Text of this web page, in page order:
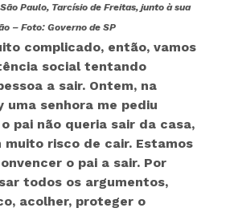
Paulo, Tarcísio de Freitas, junto à sua
– Foto: Governo de SP
complicado, então, vamos
social tentando
a sair. Ontem, na
uma senhora me pediu
pai não queria sair da casa,
muito risco de cair. Estamos
o pai a sair. Por
todos os argumentos,
acolher, proteger o